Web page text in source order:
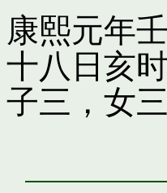
康熙元年
十八日亥
子三，女三